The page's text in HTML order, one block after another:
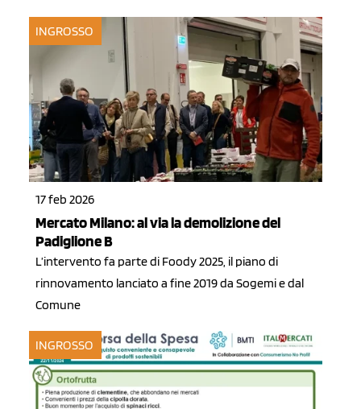
INGROSSO
17 feb 2026
Mercato Milano: al via la demolizione del
Padiglione B
L’intervento fa parte di Foody 2025, il piano di
rinnovamento lanciato a fine 2019 da Sogemi e dal
Comune
INGROSSO